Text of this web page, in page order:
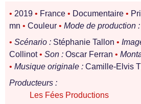
• 2019 • France • Documentaire •
mn • Couleur • Mode de production :
• Scénario : Stéphanie Tallon •
Collinot• Son : Oscar Ferran •
• Musique originale : Camille-Elvis
Producteurs :
Les Fées Productions